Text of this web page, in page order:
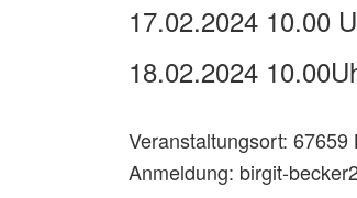
17.02.2024 10.00
18.02.2024
Veranstaltungsort:
Anmeldung: birgit-